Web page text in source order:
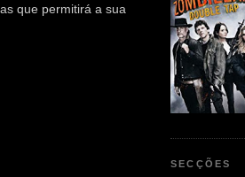
que permitirá a sua
SECÇÕES